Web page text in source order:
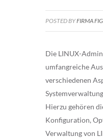
POSTED BYFIRMA
Die LINUX-
umfangreiche
verschiedenen
Hierzu gehören
Konfiguration,
Verwaltung von